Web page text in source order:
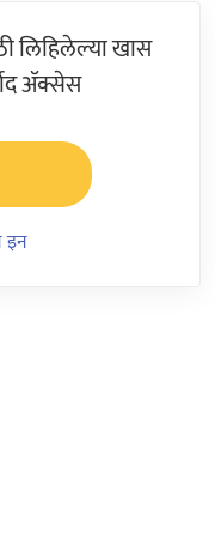
लिहिलेल्या खास
ॲक्सेस
इन